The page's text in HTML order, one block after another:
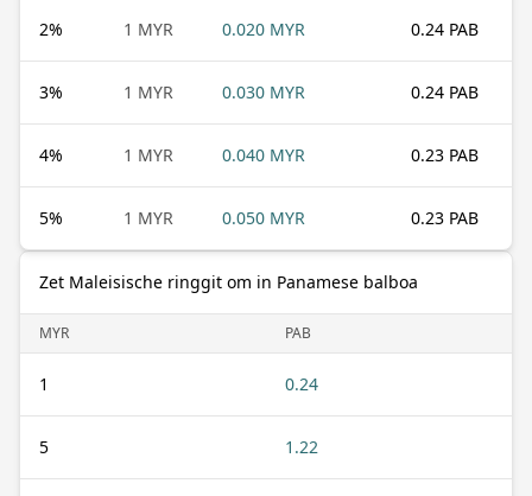
2% 1 MYR 0.020 MYR 0.24 PAB
3% 1 MYR 0.030 MYR 0.24 PAB
4% 1 MYR 0.040 MYR 0.23 PAB
5% 1 MYR 0.050 MYR 0.23 PAB
Zet Maleisische ringgit om in Panamese balboa
MYR PAB
1 0.24
5 1.22